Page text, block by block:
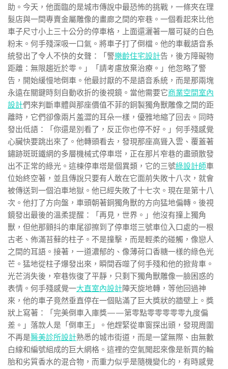
助。今天，他面臨的是城市傳說中最恐怖的挑戰，一條夾在理
髮店與一間專賣金屬雕像的畫廊之間的窄巷。一個看起來比他
車子尺寸小上三十公分的停車格，上面還灑著一層可疑的白色
粉末。何手殘深吸一口氣。將車子打了倒檔。他的車載語音系
統發出了令人不快的女聲：「警樂齡住宅設計告，後方障礙物
距離：無限趨近於零。」「請考慮放棄治療。」他忽略了警
告，開始緩慢地倒車。他最討厭的不是語音系統，而是那兩塊
永遠在關鍵時刻自動收折的後視鏡。當他需要它商業空間室內
設計們來判斷車體與那座價值不菲的銅製獨角獸雕像之間的距
離時，它們卻像兩片羞澀的耳朵一樣，優雅地縮了回去。同時
發出低語：「你還是別看了，反正你也停不好。」何手殘感覺
心臟快要跳出來了。他轉頭看去，發現那座高聳入雲、覆蓋著
鏽跡斑斑鐵網的多層機械式停車塔，正在那片窄巷的盡頭散發
出不正常的綠光。這棟停車塔是個異類，它的三號綠設計師車
位始終空著，並且傳說只要有人敢在它面前失敗十八次，就會
被傳送到一個泊車地獄。他已經失敗了十七次。現在是第十八
次。他打了方向盤，車頭朝著銅獨角獸的方向猛地偏轉。後視
鏡發出最後的溫柔提醒：「再見，世界。」他沒有撞上獨角
獸，但他那顫抖的車尾卻擦到了停車塔三號車位入口處的一根
古老、佈滿苔蘚的柱子。不是撞擊，而是輕柔的碰觸，像戀人
之間的耳語。接著，一道濃郁的、像薄荷口香糖一樣的綠色光
芒。猛地從柱子爆發出來，瞬間吞噬了何手殘和他的掀背車。
光芒消失後，窄巷恢復了平靜，只剩下獨角獸雕像一臉困惑的
表情。何手殘感覺一大直室內設計陣天旋地轉，等他回過神
來，他的車子竟然垂直停在一個貼滿了巨大獎狀的牆壁上。獎
狀上寫著：「完美倒車入庫獎——第零點零零零零零九度偏
差。」落款人是「倒車王」。他趕緊從車窗探出頭，發現周圍
不再是醫美診所設計熟悉的城市街道，而是一望無際、由無數
白線和編號組成的巨大網格。這裡的空氣聞起來像是新買的輪
胎和劣質香水的混合物，而重力似乎是隨機變化的，有時感覺